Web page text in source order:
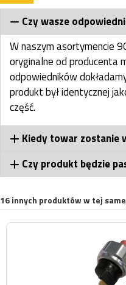
Czy wasze
W naszym asortymencie
oryginalne od producenta
odpowiedników
produkt był identycznej
część.
Kiedy towar zostanie
Czy produkt będzie
16 innych produktów w tej